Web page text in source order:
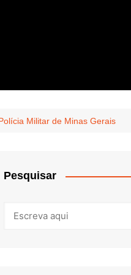
Militar de Minas Gerais
Pesquisar